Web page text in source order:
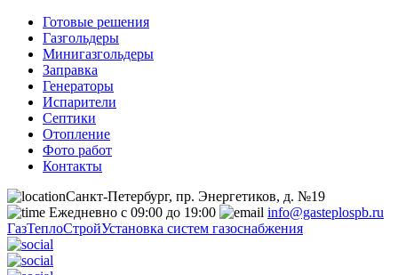
Готовые решения
Газгольдеры
Минигазгольдеры
Заправка
Генераторы
Испарители
Септики
Отопление
Фото работ
Контакты
Санкт-Петербург, пр. Энергетиков, д. №19
Ежедневно с 09:00 до 19:00
info@gasteplospb.ru
ГазТеплоСтройУстановка систем газоснабжения